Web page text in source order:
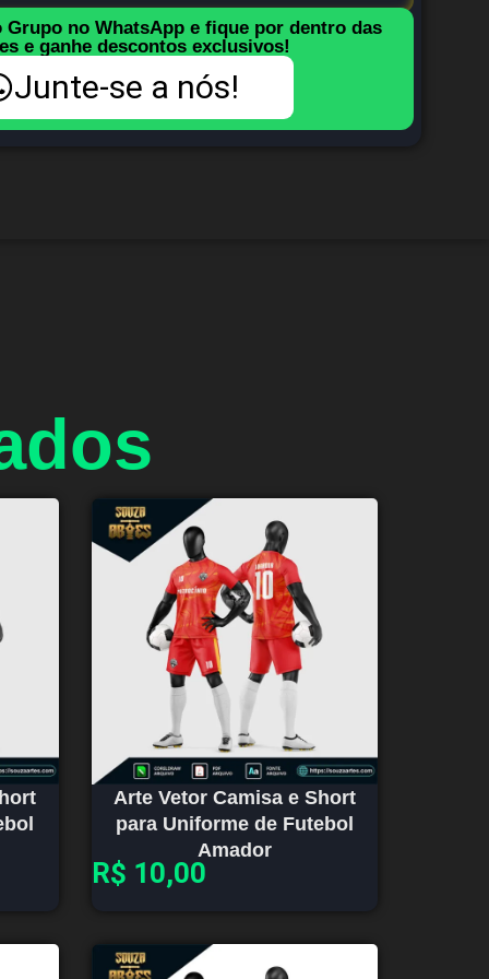
no WhatsApp e fique por dentro das
e ganhe descontos exclusivos!
Junte-se a nós!
Arte Vetor Camisa e Short
para Uniforme de Futebol
Amador
R$ 10,00